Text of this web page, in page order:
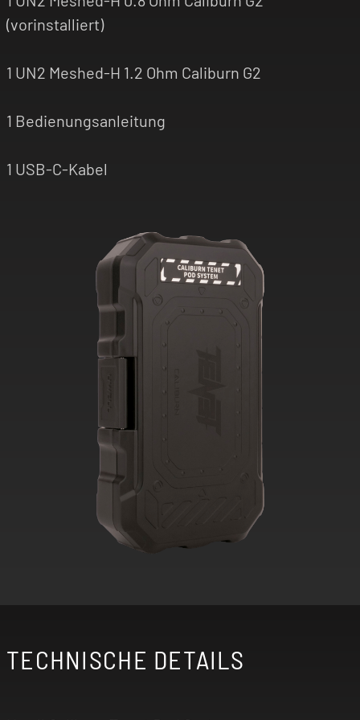
(vorinstalliert)
1 UN2 Meshed-H 1.2 Ohm Caliburn G2
1 Bedienungsanleitung
1 USB-C-Kabel
TECHNISCHE DETAILS